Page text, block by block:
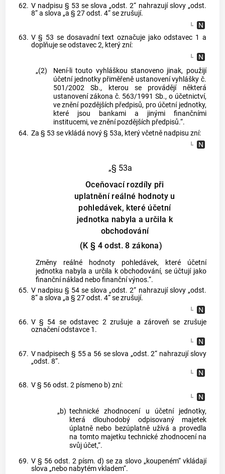
62. V nadpisu § 53 se slova „odst. 2“ nahrazují slovy „odst.
8“ a slova „a § 27 odst. 4“ se zrušují.
63. V § 53 se dosavadní text označuje jako odstavec 1 a
doplňuje se odstavec 2, který zní:
„(2)
Není-li touto vyhláškou stanoveno jinak, použijí
účetní jednotky přiměřeně ustanovení vyhlášky č.
501/2002 Sb., kterou se provádějí některá
ustanovení zákona č. 563/1991 Sb., o účetnictví,
ve znění pozdějších předpisů, pro účetní jednotky,
které jsou bankami a jinými finančními
institucemi, ve znění pozdějších předpisů.“.
64. Za § 53 se vkládá nový § 53a, který včetně nadpisu zní:
„§ 53a
Oceňovací rozdíly při
uplatnění reálné hodnoty u
pohledávek, které účetní
jednotka nabyla a určila k
obchodování
(K § 4 odst. 8 zákona)
Změny reálné hodnoty pohledávek, které účetní
jednotka nabyla a určila k obchodování, se účtují jako
finanční náklad nebo finanční výnos.“.
65. V nadpisu § 54 se slova „odst. 2“ nahrazují slovy „odst.
8“ a slova „a § 27 odst. 4“ se zrušují.
66. V § 54 se odstavec 2 zrušuje a zároveň se zrušuje
označení odstavce 1.
67. V nadpisech § 55 a 56 se slova „odst. 2“ nahrazují slovy
„odst. 8“.
68. V § 56 odst. 2 písmeno b) zní:
„b) technické zhodnocení u účetní jednotky,
která dlouhodobý odpisovaný majetek
úplatně nebo bezúplatně užívá a provedla
na tomto majetku technické zhodnocení na
svůj účet,“.
69. V § 56 odst. 2 písm. d) se za slovo „koupeném“ vkládají
slova „nebo nabytém vkladem“.